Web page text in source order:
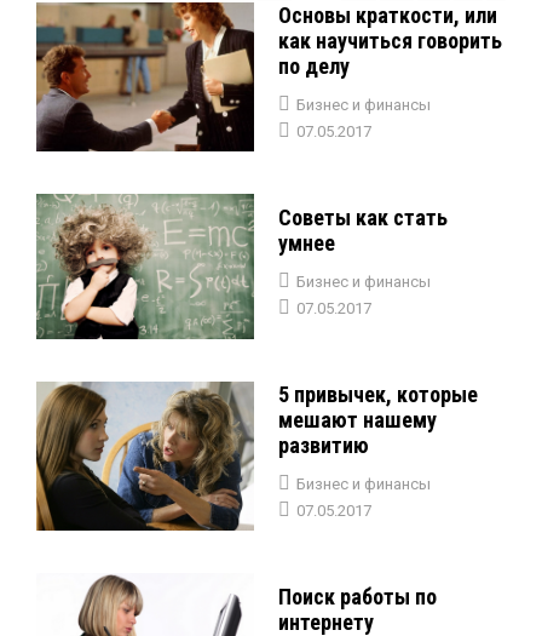
Основы краткости, или
как научиться говорить
по делу
Бизнес и финансы
07.05.2017
Советы как стать
умнее
Бизнес и финансы
07.05.2017
5 привычек, которые
мешают нашему
развитию
Бизнес и финансы
07.05.2017
Поиск работы по
интернету